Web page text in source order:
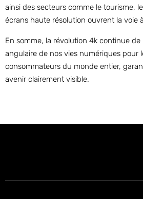
ainsi des secteurs comme le tourisme,
écrans haute résolution ouvrent la voie
En somme, la révolution 4k continue
angulaire de nos vies numériques pour
consommateurs du monde entier,
avenir clairement visible.